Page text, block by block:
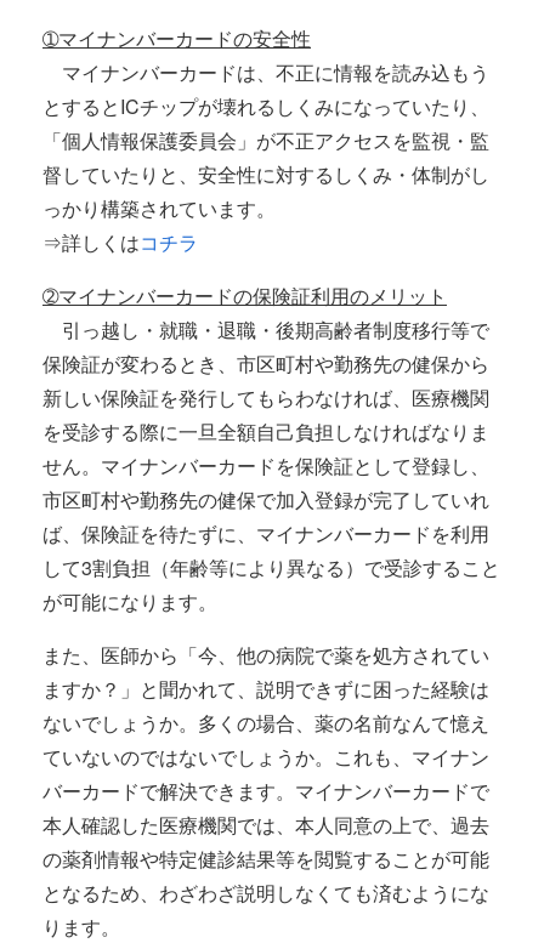
➀マイナンバーカードの安全性
マイナンバーカードは、不正に情報を読み込もう
とするとICチップが壊れるしくみになっていたり、
「個人情報保護委員会」が不正アクセスを監視・監
督していたりと、安全性に対するしくみ・体制がし
っかり構築されています。
⇒詳しくはコチラ
➁マイナンバーカードの保険証利用のメリット
引っ越し・就職・退職・後期高齢者制度移行等で
保険証が変わるとき、市区町村や勤務先の健保から
新しい保険証を発行してもらわなければ、医療機関
を受診する際に一旦全額自己負担しなければなりま
せん。マイナンバーカードを保険証として登録し、
市区町村や勤務先の健保で加入登録が完了していれ
ば、保険証を待たずに、マイナンバーカードを利用
して3割負担（年齢等により異なる）で受診すること
が可能になります。
また、医師から「今、他の病院で薬を処方されてい
ますか？」と聞かれて、説明できずに困った経験は
ないでしょうか。多くの場合、薬の名前なんて憶え
ていないのではないでしょうか。これも、マイナン
バーカードで解決できます。マイナンバーカードで
本人確認した医療機関では、本人同意の上で、過去
の薬剤情報や特定健診結果等を閲覧することが可能
となるため、わざわざ説明しなくても済むようにな
ります。